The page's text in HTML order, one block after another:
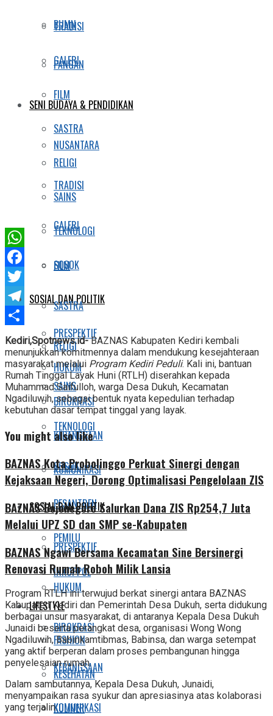
TRADISI
GALERI
FILM
SASTRA
RELIGI
SAINS
TEKNOLOGI
SOSOK
SOSIAL DAN POLITIK
PRESPEKTIF
HUKUM
BIROKRASI
KEBANGSAAN
KOMUNIKASI
PESANTREN
PEMILU
INKOPPOL
LIFESTYLE
FASHION
KESEHATAN
KULINER
BUMN
PANGAN
SENI BUDAYA & PENDIDIKAN
NUSANTARA
TRADISI
GALERI
FILM
SASTRA
RELIGI
SAINS
TEKNOLOGI
SOSOK
SOSIAL DAN POLITIK
PRESPEKTIF
HUKUM
BIROKRASI
KEBANGSAAN
KOMUNIKASI
WhatsApp
Facebook
Twitter
Telegram
Share
Kediri,Spotnews.id-BAZNAS Kabupaten Kediri kembali
menunjukkan komitmennya dalam mendukung kesejahteraan
masyarakat melalui Program Kediri Peduli. Kali ini, bantuan
Rumah Tinggal Layak Huni (RTLH) diserahkan kepada
Muhammad Saifulloh, warga Desa Dukuh, Kecamatan
Ngadiluwih, sebagai bentuk nyata kepedulian terhadap
kebutuhan dasar tempat tinggal yang layak.
You might also like
BAZNAS Kota Probolinggo Perkuat Sinergi dengan
Kejaksaan Negeri, Dorong Optimalisasi Pengelolaan ZIS
BAZNAS Bojonegoro Salurkan Dana ZIS Rp254,7 Juta
Melalui UPZ SD dan SMP se-Kabupaten
BAZNAS Ngawi Bersama Kecamatan Sine Bersinergi
Renovasi Rumah Roboh Milik Lansia
Program RTLH ini terwujud berkat sinergi antara BAZNAS
Kabupaten Kediri dan Pemerintah Desa Dukuh, serta didukung
berbagai unsur masyarakat, di antaranya Kepala Desa Dukuh
Junaidi beserta perangkat desa, organisasi Wong Wong
Ngadiluwih, Babinkamtibmas, Babinsa, dan warga setempat
yang aktif berperan dalam proses pembangunan hingga
penyelesaian rumah.
Dalam sambutannya, Kepala Desa Dukuh, Junaidi,
menyampaikan rasa syukur dan apresiasinya atas kolaborasi
yang terjalin.